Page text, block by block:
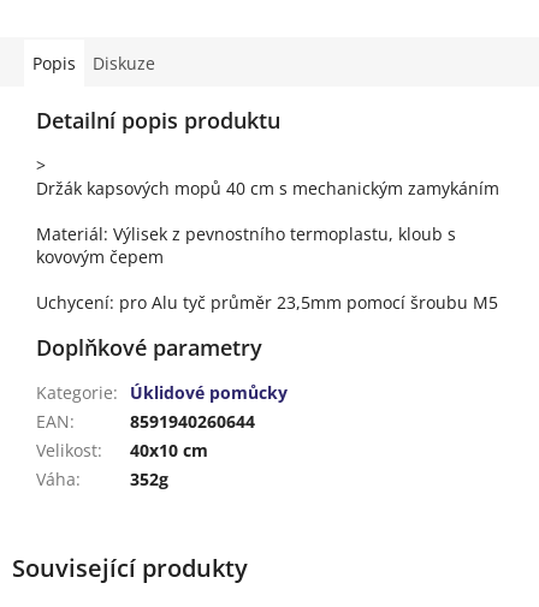
Související produkty
Popis Diskuze
Detailní popis produktu
>
Držák kapsových mopů 40 cm s mechanickým zamykáním
Materiál: Výlisek z pevnostního termoplastu, kloub s
kovovým čepem
Uchycení: pro Alu tyč průměr 23,5mm pomocí šroubu M5
Doplňkové parametry
Kategorie:
Úklidové pomůcky
EAN:
8591940260644
Velikost:
40x10 cm
Váha: 352g